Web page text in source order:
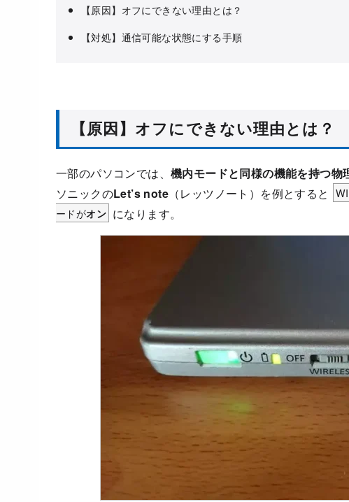
【原因】オフにできない理由とは？
【対処】通信可能な状態にする手順
【原因】オフにできない理由とは？
一部のパソコンでは、 機内モードと同様の機能を持つ物
ソニックのLet’s note （レッツノート）を例とすると
ードがオン になります。